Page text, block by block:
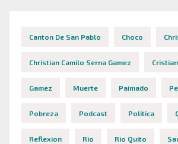
Canton De San Pablo Choco
Christian Camilo Serna Gamez Cristian
Gamez Muerte Paimado
Pobreza Podcast Politica
Reflexion Rio Rio Quito